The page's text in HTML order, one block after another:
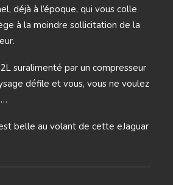
déjà à l’époque, qui vous colle
à la moindre sollicitation de la
suralimenté par un compresseur
défile et vous, vous ne voulez
belle au volant de cette eJaguar